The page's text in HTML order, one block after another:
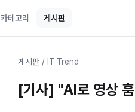
카테고리 게시판
게시판 / IT Trend
[기사] "AI로 영상